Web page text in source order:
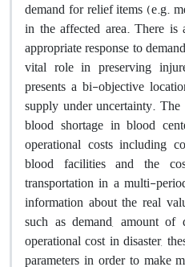
demand for relief items (e.g.
in the affected area. There
appropriate response to
vital role in preserving
presents a bi-objective
supply under uncertainty.
blood shortage in blood
operational costs including
blood facilities and the
transportation in a multi-
information about the real
such as demand, amount
operational cost in disaster,
parameters in order to make